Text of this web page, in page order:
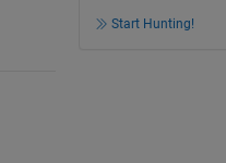
Start Hunting!